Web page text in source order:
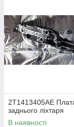
2T1413405AE
заднього ліхтаря
В наявності